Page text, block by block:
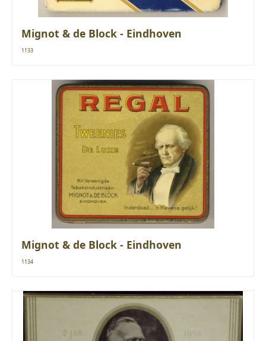
Mignot & de Block - Eindhoven
1133
Mignot & de Block - Eindhoven
1134